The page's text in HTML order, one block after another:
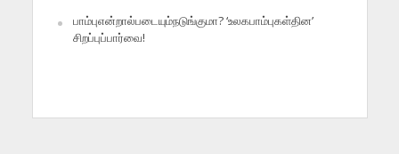
பாம்புஎன்றால்படையும்நடுங்குமா? ‘உலகபாம்புகள்தின’
சிறப்புப்பார்வை!